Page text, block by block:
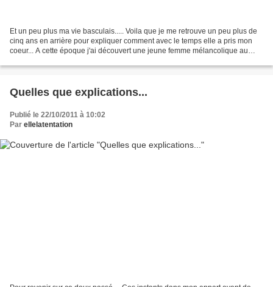
Et un peu plus ma vie basculais..... Voila que je me retrouve un peu plus de
cinq ans en arrière pour expliquer comment avec le temps elle a pris mon
coeur... A cette époque j'ai découvert une jeune femme mélancolique au
Quelles que explications...
Publié le 22/10/2011 à 10:02
Par ellelatentation